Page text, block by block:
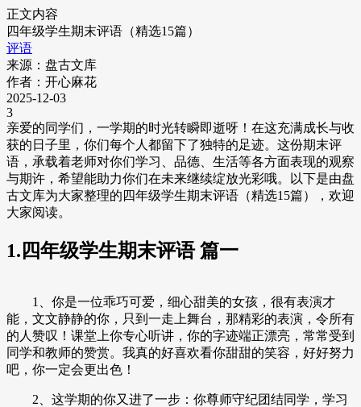
正文内容
四年级学生期末评语（精选15篇）
评语
来源：盘古文库
作者：开心麻花
2025-12-03
3
亲爱的同学们，一学期的时光转瞬即逝呀！在这充满成长与收
获的日子里，你们每个人都留下了独特的足迹。这份期末评
语，承载着老师对你们学习、品德、生活等各方面表现的观察
与期许，希望能助力你们在未来继续绽放光彩哦。以下是由盘
古文库为大家整理的四年级学生期末评语（精选15篇），欢迎
大家阅读。
1.四年级学生期末评语 篇一
1、你是一位乖巧可爱，细心甜美的女孩，很有表演才
能，文文静静的你，只到一走上舞台，那精彩的表演，令所有
的人赞叹！课堂上你专心听讲，你的字迹端正漂亮，常常受到
同学和教师的赞赏。我真的好喜欢看你甜甜的笑容，好好努力
吧，你一定会更出色！
2、这学期的你又进了一步：你尊师守纪团结同学，学习